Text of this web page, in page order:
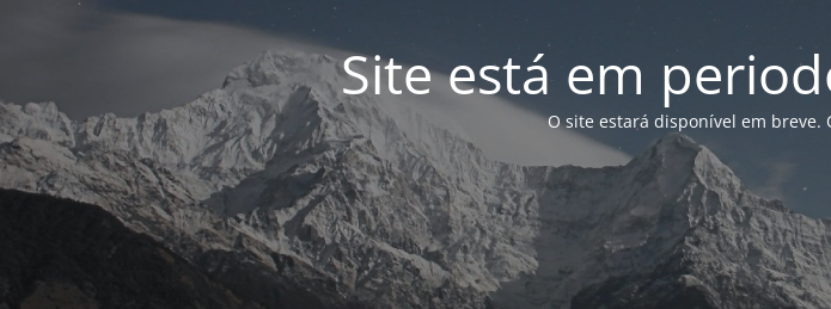
Site está em
O site estará disponível em breve.